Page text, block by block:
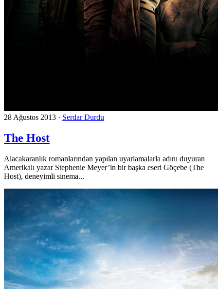
28 Ağustos 2013 · Serdar Durdu
The Host
Alacakaranlık romanlarından yapılan uyarlamalarla adını duyuran
Amerikalı yazar Stephenie Meyer’in bir başka eseri Göçebe (The
Host), deneyimli sinema...